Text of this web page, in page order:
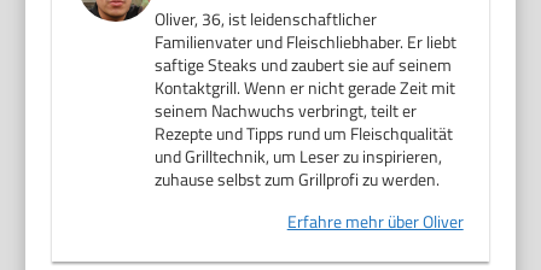
Oliver, 36, ist leidenschaftlicher
Familienvater und Fleischliebhaber. Er liebt
saftige Steaks und zaubert sie auf seinem
Kontaktgrill. Wenn er nicht gerade Zeit mit
seinem Nachwuchs verbringt, teilt er
Rezepte und Tipps rund um Fleischqualität
und Grilltechnik, um Leser zu inspirieren,
zuhause selbst zum Grillprofi zu werden.
Erfahre mehr über Oliver